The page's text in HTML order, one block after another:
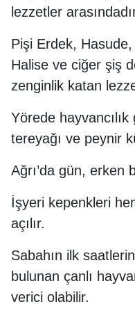
lezzetler
Pişi Erdek,
Halise ve ciğer şiş
zenginlik katan
Yörede
tereyağı ve peynir
Ağrı’da gün, erken
İşyeri kepenkleri
açılır.
Sabahın ilk
bulunan çanlı
verici olabilir.